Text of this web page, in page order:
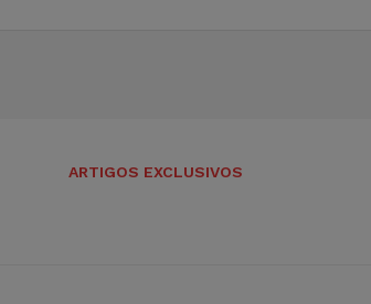
ARTIGOS EXCLUSIVOS